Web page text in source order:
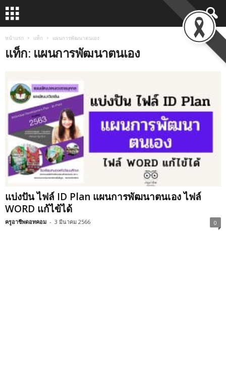
หน้าแรก แท็ก แผนการพัฒนาตนเอง
แท็ก: แผนการพัฒนาตนเอง
แบ่งปัน ไฟล์ ID Plan แผนการพัฒนาตนเอง ไฟล์
WORD แก้ไข้ได้
ครูอาชีพดอทคอม - 3 มีนาคม 2566 0